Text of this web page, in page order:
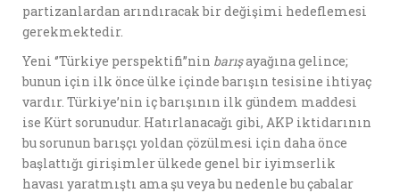
partizanlardan arındıracak bir değişimi hedeflemesi
gerekmektedir.
Yeni ‘’Türkiye perspektifi’’nin barışayağına gelince;
bunun için ilk önce ülke içinde barışın tesisine ihtiyaç
vardır. Türkiye’nin iç barışının ilk gündem maddesi
ise Kürt sorunudur. Hatırlanacağı gibi, AKP iktidarının
bu sorunun barışçı yoldan çözülmesi için daha önce
başlattığı girişimler ülkede genel bir iyimserlik
havası yaratmıştı ama şu veya bu nedenle bu çabalar